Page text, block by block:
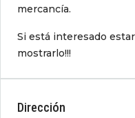
mercancía.
Si está interesado
mostrarlo!!!
Dirección